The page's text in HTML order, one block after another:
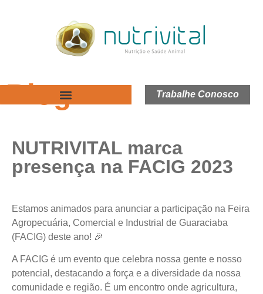
Trabalhe Conosco
Blog
NUTRIVITAL marca
presença na FACIG 2023
Estamos animados para anunciar a participação na Feira
Agropecuária, Comercial e Industrial de Guaraciaba
(FACIG) deste ano! 🎉
A FACIG é um evento que celebra nossa gente e nosso
potencial, destacando a força e a diversidade da nossa
comunidade e região. É um encontro onde agricultura,